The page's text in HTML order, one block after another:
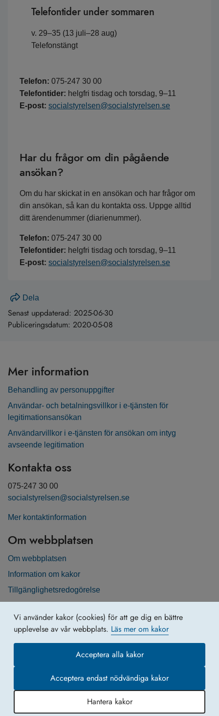
Vi använder kakor (cookies) för att ge dig en bättre
upplevelse av vår webbplats. Läs mer om kakor
Acceptera alla kakor
Acceptera endast nödvändiga kakor
Hantera kakor
Telefontider under sommaren
v. 29–35 (13 juli–28 aug)
Telefonstängt
Telefon: 075-247 30 00
Telefontider: helgfri tisdag och torsdag, 9–11
E-post: socialstyrelsen@socialstyrelsen.se
Har du frågor om din pågående
ansökan?
Om du har skickat in en ansökan och har frågor om
din ansökan, så kan du kontakta oss. Uppge alltid
ditt ärendenummer (diarienummer).
Telefon: 075-247 30 00
Telefontider: helgfri tisdag och torsdag, 9–11
E-post: socialstyrelsen@socialstyrelsen.se
Dela
Senast uppdaterad: 2025-06-30
Publiceringsdatum: 2020-05-08
Hoppa till
Mer information
Behandling av personuppgifter
Användar- och betalningsvillkor i e-tjänsten för
legitimationsansökan
Användarvillkor i e-tjänsten för ansökan om intyg
avseende legitimation
Kontakta oss
075-247 30 00
socialstyrelsen@socialstyrelsen.se
Mer kontaktinformation
Om webbplatsen
Om webbplatsen
Information om kakor
Tillgänglighetsredogörelse